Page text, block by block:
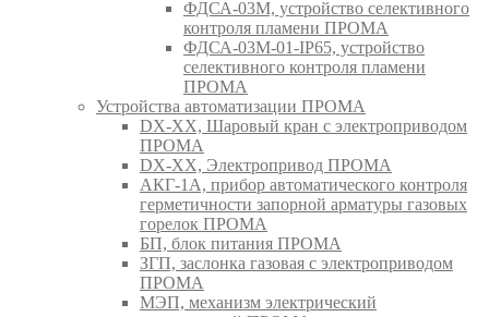
ФДСА-03М, устройство селективного
контроля пламени ПРОМА
ФДСА-03М-01-IP65, устройство
селективного контроля пламени
ПРОМА
Устройства автоматизации ПРОМА
DX-XX, Шаровый кран c электроприводом
ПРОМА
DX-XX, Электропривод ПРОМА
АКГ-1А, прибор автоматического контроля
герметичности запорной арматуры газовых
горелок ПРОМА
БП, блок питания ПРОМА
ЗГП, заслонка газовая с электроприводом
ПРОМА
МЭП, механизм электрический